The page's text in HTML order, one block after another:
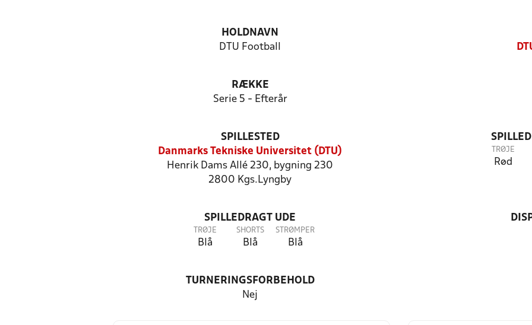
HOLDNAVN
DTU Football
RÆKKE
Serie 5 - Efterår
SPILLESTED
Danmarks Tekniske Universitet (DTU)
Henrik Dams Allé 230, bygning 230
2800 Kgs.Lyngby
TRØJE
Rød
SPILLEDRAGT UDE
TRØJE
Blå
SHORTS
Blå
STRØMPER
Blå
TURNERINGSFORBEHOLD
Nej